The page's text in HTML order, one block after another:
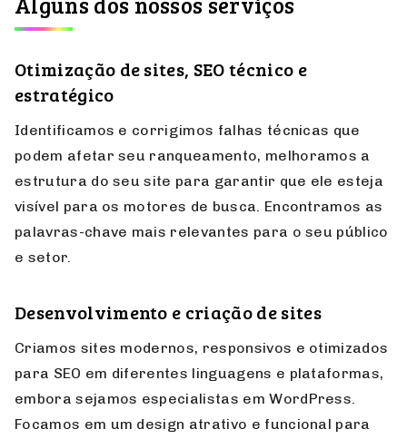
impulsionar sua presença digital para garantir
resultados tangíveis e duradouros.
Alguns dos nossos serviços
Otimização de sites, SEO técnico e
estratégico
Identificamos e corrigimos falhas técnicas que
podem afetar seu ranqueamento, melhoramos a
estrutura do seu site para garantir que ele esteja
palavras-chave mais relevantes para o seu público
Desenvolvimento e criação de sites
Criamos sites modernos, responsivos e otimizados